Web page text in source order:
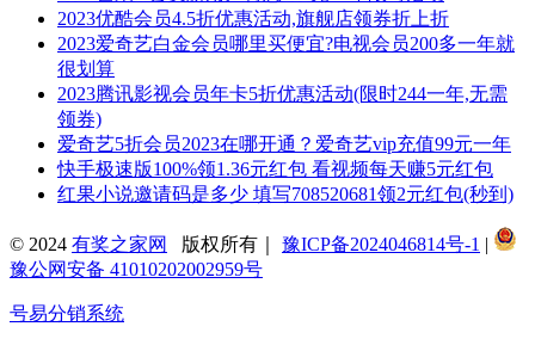
2023优酷会员4.5折优惠活动,旗舰店领券折上折
2023爱奇艺白金会员哪里买便宜?电视会员200多一年就
很划算
2023腾讯影视会员年卡5折优惠活动(限时244一年,无需
领券)
爱奇艺5折会员2023在哪开通？爱奇艺vip充值99元一年
快手极速版100%领1.36元红包 看视频每天赚5元红包
红果小说邀请码是多少 填写708520681领2元红包(秒到)
© 2024 有奖之家网 版权所有｜ 豫ICP备2024046814号-1 |
豫公网安备 41010202002959号
号易分销系统